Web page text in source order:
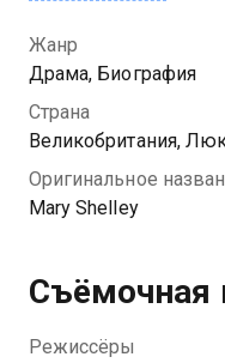
Жанр
Драма, Биография
Страна
Великобритания,
Оригинальное
Mary Shelley
Съёмочная
Режиссёры